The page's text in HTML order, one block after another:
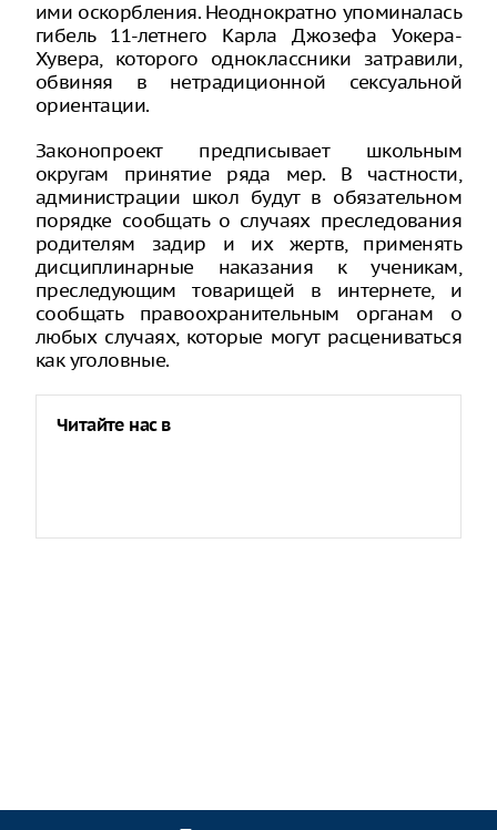
ими оскорбления. Неоднократно упоминалась
гибель 11-летнего Карла Джозефа Уокера-
Хувера, которого одноклассники затравили,
обвиняя в нетрадиционной сексуальной
ориентации.
Законопроект предписывает школьным
округам принятие ряда мер. В частности,
администрации школ будут в обязательном
порядке сообщать о случаях преследования
родителям задир и их жертв, применять
дисциплинарные наказания к ученикам,
преследующим товарищей в интернете, и
сообщать правоохранительным органам о
любых случаях, которые могут расцениваться
как уголовные.
Читайте нас в